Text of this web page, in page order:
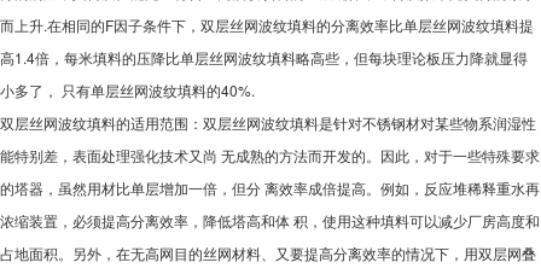
而上升.在相同的F因子条件下，双层丝网波纹填料的分离效率比单层丝网波纹填料提
高1.4倍，每米填料的压降比单层丝网波纹填料略高些，但每块理论板压力降就显得
小多了， 只有单层丝网波纹填料的40%.
双层丝网波纹填料的适用范围：双层丝网波纹填料是针对不锈钢材对某些物系润湿性
能特别差，表面处理强化技术又尚 无成熟的方法而开发的。因此，对于一些特殊要求
的塔器，虽然用材比单层增加一倍，但分 离效率成倍提高。例如，反应堆稀释重水再
浓缩装置，必须提高分离效率，降低塔高和体 积，使用这种填料可以减少厂房高度和
占地面积。另外，在无高网目的丝网材料、又要提高分离效率的情况下，用双层网叠